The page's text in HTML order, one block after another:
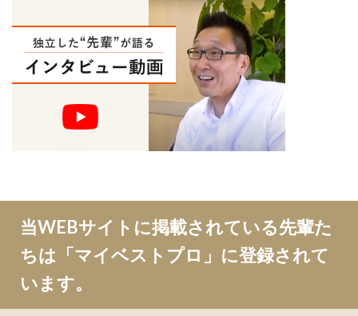
当WEBサイトに掲載されている先輩た
ちは「マイベストプロ」に登録されて
います。